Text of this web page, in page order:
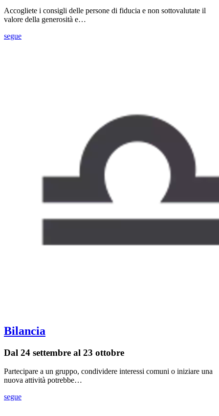
Accogliete i consigli delle persone di fiducia e non sottovalutate il
valore della generosità e…
segue
Bilancia
Dal 24 settembre al 23 ottobre
Partecipare a un gruppo, condividere interessi comuni o iniziare una
nuova attività potrebbe…
segue